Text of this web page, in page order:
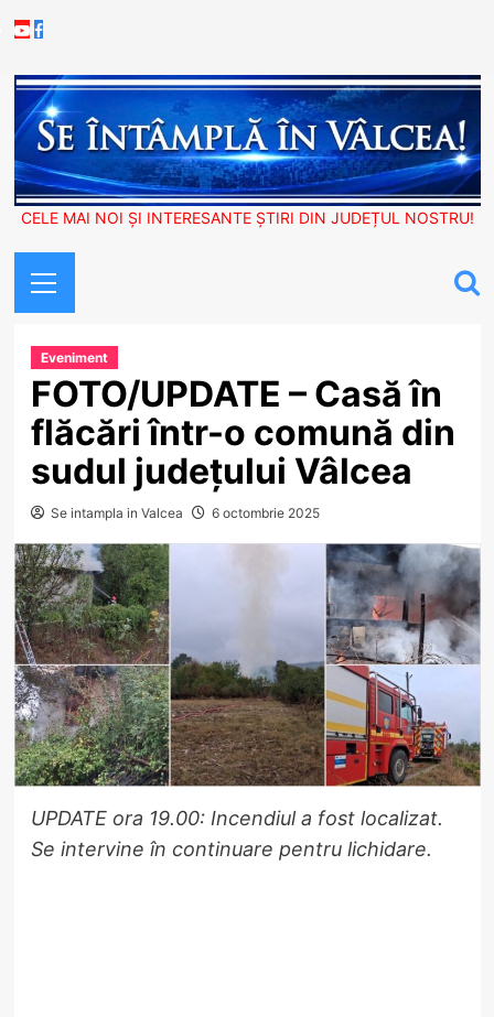
to
Youtube
Facebook
CELE MAI NOI ȘI INTERESANTE ȘTIRI DIN JUDEȚUL NOSTRU!
Menu
Eveniment
FOTO/UPDATE – Casă în
flăcări într-o comună din
sudul județului Vâlcea
Se intampla in Valcea 6 octombrie 2025
UPDATE ora 19.00: Incendiul a fost localizat.
Se intervine în continuare pentru lichidare.